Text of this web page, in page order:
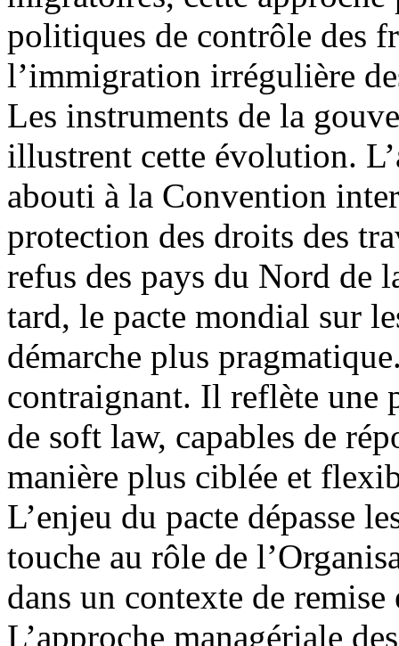
politiques de contrôle des
l’immigration irrégulière
Les instruments de la
illustrent cette évolution.
abouti à la Convention
protection des droits des
refus des pays du Nord de
tard, le pacte mondial sur
démarche plus
contraignant. Il reflète une
de soft law, capables de
manière plus ciblée et
L’enjeu du pacte dépasse
touche au rôle de
dans un contexte de
L’approche managériale